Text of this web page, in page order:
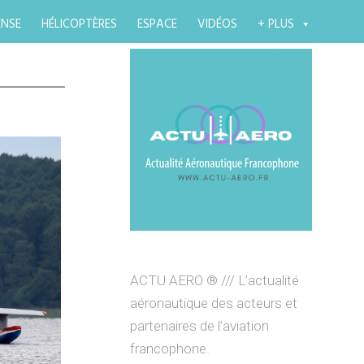
HÉLICOPTÈRES ESPACE VIDÉOS + PLUS
ACTU AERO ® /// L’actualité
aéronautique des acteurs et
partenaires de l’aviation
francophone.